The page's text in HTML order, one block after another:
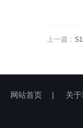
上一篇：
网站首页 关